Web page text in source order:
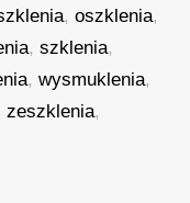
,oszklenia,
,szklenia,
,wysmuklenia,
zeszklenia,